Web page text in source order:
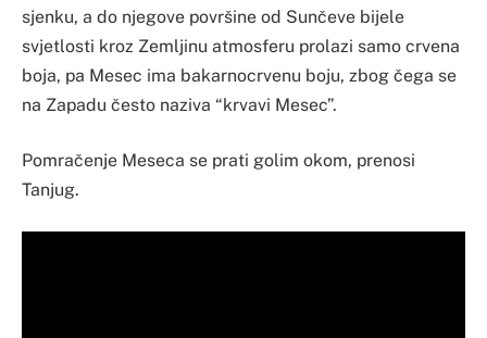
sjenku, a do njegove površine od Sunčeve bijele
svjetlosti kroz Zemljinu atmosferu prolazi samo crvena
boja, pa Mesec ima bakarnocrvenu boju, zbog čega se
na Zapadu često naziva “krvavi Mesec”.
Pomračenje Meseca se prati golim okom, prenosi
Tanjug.